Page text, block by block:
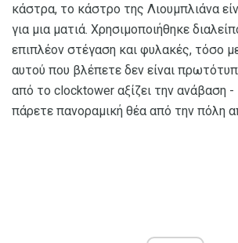
κάστρα, το κάστρο της Λιουμπλιάνα
για μια ματιά. Χρησιμοποιήθηκε
επιπλέον στέγαση και φυλακές, τόσο
αυτού που βλέπετε δεν είναι
από το clocktower αξίζει την ανάβαση -
πάρετε πανοραμική θέα από την πόλη